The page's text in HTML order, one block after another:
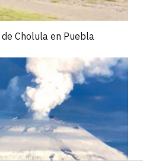
Cholula en Puebla